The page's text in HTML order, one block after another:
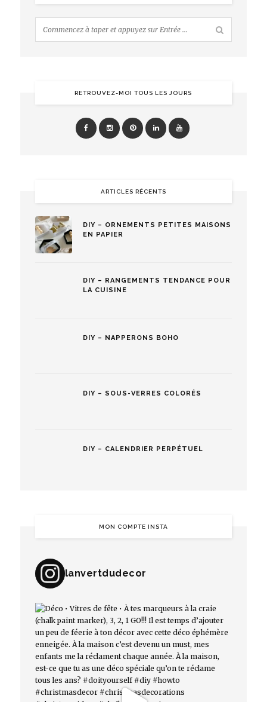
RETROUVEZ-MOI TOUS LES JOURS
ARTICLES RÉCENTS
DIY – ORNEMENTS PETITES MAISONS
EN PAPIER
DIY – RANGEMENTS TENDANCE POUR
LA CUISINE
DIY – NAPPERONS BOHO
DIY – SOUS-VERRES COLORÉS
DIY – CALENDRIER PERPÉTUEL
MON COMPTE INSTA
lanvertdudecor